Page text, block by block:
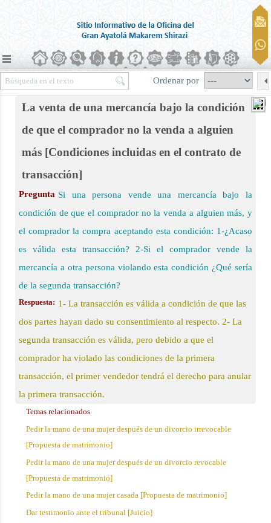
Ordenar por
La venta de una mercancía bajo la condición
de que el comprador no la venda a alguien
más [Condiciones incluidas en el contrato de
transacción]
Pregunta Si una persona vende una mercancía bajo la
condición de que el comprador no la venda a alguien más, y
el comprador la compra aceptando esta condición: 1-¿Acaso
es válida esta transacción? 2-Si el comprador vende la
mercancía a otra persona violando esta condición ¿Qué sería
de la segunda transacción?
Respuesta: 1- La transacción es válida a condición de que las
dos partes hayan dado su consentimiento al respecto. 2- La
segunda transacción es válida, pero debido a que el
comprador ha violado las condiciones de la primera
transacción, el primer vendedor tendrá el derecho para anular
la primera transacción.
Temas relacionados
Pedir la mano de una mujer después de un divorcio irrevocable
[Propuesta de matrimonio]
Pedir la mano de una mujer después de un divorcio revocable
[Propuesta de matrimonio]
Pedir la mano de una mujer casada [Propuesta de matrimonio]
Dar testimonio ante el tribunal [Juicio]